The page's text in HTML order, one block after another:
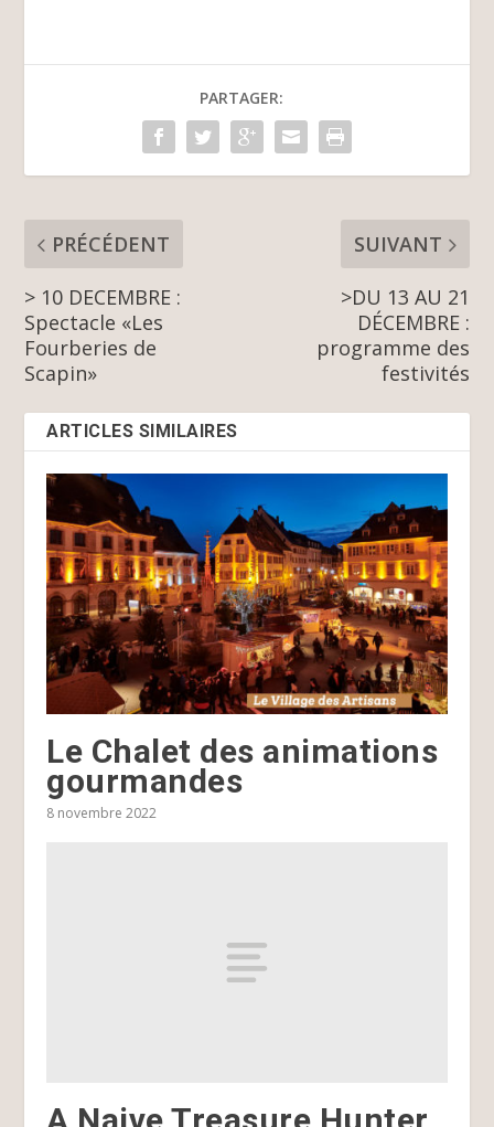
PARTAGER:
PRÉCÉDENT
> 10 DECEMBRE :
Spectacle «Les
Fourberies de
Scapin»
SUIVANT
>DU 13 AU 21
DÉCEMBRE :
programme des
festivités
ARTICLES SIMILAIRES
Le Chalet des animations
gourmandes
8 novembre 2022